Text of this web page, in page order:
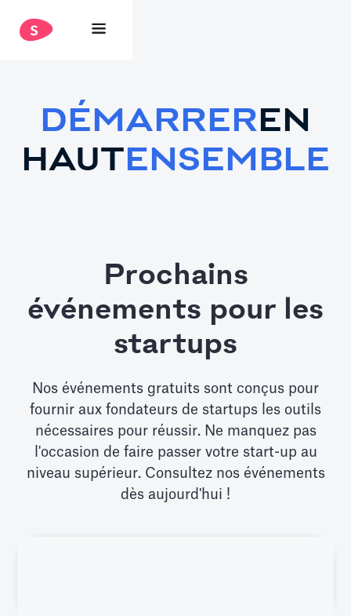
DÉMARREREN
HAUTENSEMBLE
Prochains
événements pour les
startups
Nos événements gratuits sont conçus pour
fournir aux fondateurs de startups les outils
nécessaires pour réussir. Ne manquez pas
l'occasion de faire passer votre start-up au
niveau supérieur. Consultez nos événements
dès aujourd'hui !